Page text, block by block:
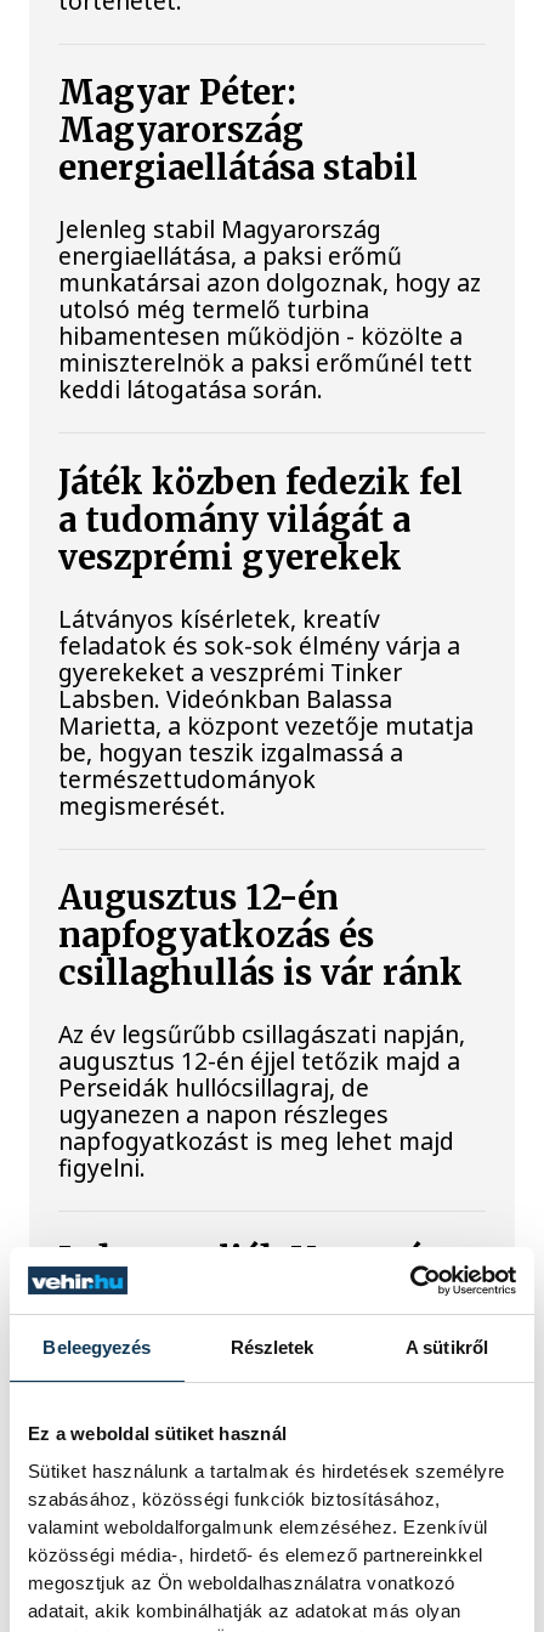
Beleegyezés Részletek A sütikről
Ez a weboldal sütiket használ
Sütiket használunk a tartalmak és hirdetések személyre
szabásához, közösségi funkciók biztosításához,
valamint weboldalforgalmunk elemzéséhez. Ezenkívül
közösségi média-, hirdető- és elemező partnereinkkel
megosztjuk az Ön weboldalhasználatra vonatkozó
adatait, akik kombinálhatják az adatokat más olyan
Magyar Péter:
Magyarország
energiaellátása stabil
Jelenleg stabil Magyarország
energiaellátása, a paksi erőmű
munkatársai azon dolgoznak, hogy az
utolsó még termelő turbina
hibamentesen működjön - közölte a
miniszterelnök a paksi erőműnél tett
keddi látogatása során.
Játék közben fedezik fel
a tudomány világát a
veszprémi gyerekek
Látványos kísérletek, kreatív
feladatok és sok-sok élmény várja a
gyerekeket a veszprémi Tinker
Labsben. Videónkban Balassa
Marietta, a központ vezetője mutatja
be, hogyan teszik izgalmassá a
természettudományok
megismerését.
Augusztus 12-én
napfogyatkozás és
csillaghullás is vár ránk
Az év legsűrűbb csillagászati napján,
augusztus 12-én éjjel tetőzik majd a
Perseidák hullócsillagraj, de
ugyanezen a napon részleges
napfogyatkozást is meg lehet majd
figyelni.
Lekapcsolják Veszprém
díszkivilágítását,
elzárják a szökőkutakat
felhívásához csatlakozva Veszprém
városa és Veszprémi Főegyházmegye
is lekapcsolta a veszprémi épületek
és nevezetességek díszkivilágítását.
Mi történik a